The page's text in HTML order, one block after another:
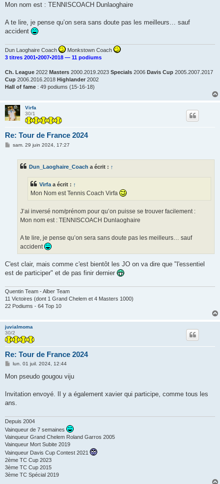
Mon nom est : TENNISCOACH Dunlaoghaire
A te lire, je pense qu’on sera sans doute pas les meilleurs… sauf
accident
Dun Laoghaire Coach
Monkstown Coach
3 titres 2001•2007•2018 — 11 podiums
Ch. League 2022 Masters 2000.2019.2023 Specials 2006 Davis Cup 2005.2007.2017
Cup 2006.2016.2018 Highlander 2002
Hall of fame : 49 podiums (15-16-18)
Virfa
30/1
Re: Tour de France 2024
Msam. 29 juin 2024, 17:27
Dun_Laoghaire_Coach a écrit : ↑
Virfaa écrit : ↑
Mon Nom est Tennis Coach Virfa
J’ai inversé nom/prénom pour qu’on puisse se trouver facilement :
Mon nom est : TENNISCOACH Dunlaoghaire
A te lire, je pense qu’on sera sans doute pas les meilleurs… sauf
accident
C'est clair, mais comme c'est bientôt les JO on va dire que "l'essentiel
est de participer" et de pas finir dernier
Quentin Team - Alber Team
11 Victoires (dont 1 Grand Chelem et 4 Masters 1000)
22 Podiums - 64 Top 10
juvialmoma
30/2
Re: Tour de France 2024
M
s
g
lun. 01 juil. 2024, 12:44
Mon pseudo gougou viju
Invitation envoyé. Il y a également xavier qui participe, comme tous les
ans.
Depuis 2004
Vainqueur de 7 semaines
Vainqueur Grand Chelem Roland Garros 2005
Vainqueur Mort Subite 2019
Vainqueur Davis Cup Contest 2021
2ème TC Cup 2023
3ème TC Cup 2015
3ème TC Spécial 2019